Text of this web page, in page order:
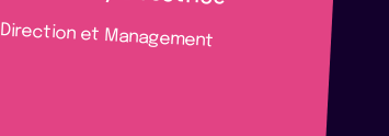
Direction et Management